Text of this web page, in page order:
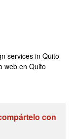
in Quito
en Quito
con